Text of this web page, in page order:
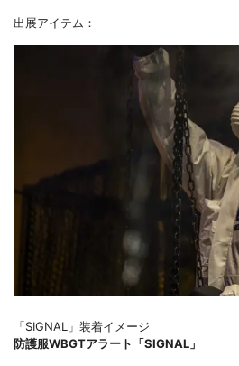
出展アイテム：
「SIGNAL」装着イメージ
防護服WBGTアラート「SIGNAL」